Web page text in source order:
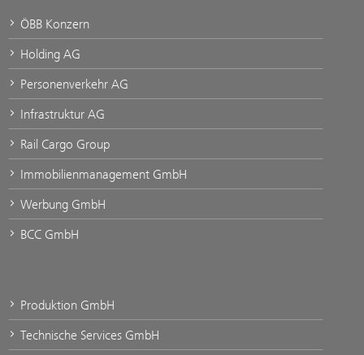
ÖBB Konzern
Holding AG
Personenverkehr AG
Infrastruktur AG
Rail Cargo Group
Immobilienmanagement GmbH
Werbung GmbH
BCC GmbH
Produktion GmbH
Technische Services GmbH